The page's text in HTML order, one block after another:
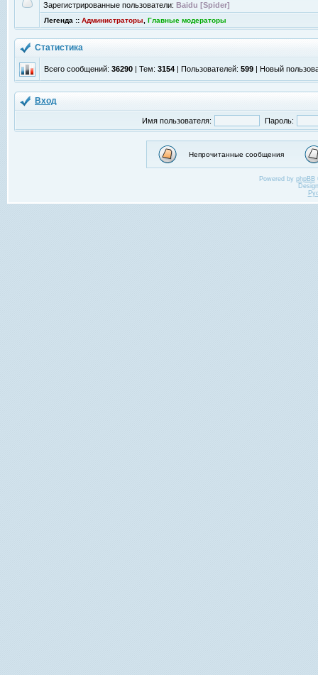
Зарегистрированные пользователи: Baidu [Spider]
Легенда :: Администраторы Главные модераторы
Статистика
Всего сообщений: 36290 | Тем: 3154 | Пользователей: 599 | Новый
Вход
Имя пользователя: Пароль:
Непрочитанные сообщения
Powered by phpBB